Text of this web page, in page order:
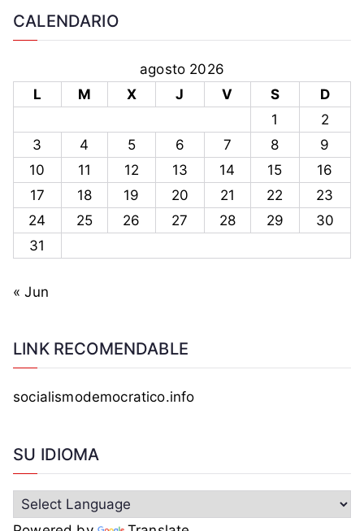
CALENDARIO
agosto 2026
L
M X J V S
D
1
2
3
4 5 6 7 8
9
10
11 12 13 14 15
16
17
18 19 20 21 22
23
24
25 26 27 28 29
30
31
« Jun
LINK RECOMENDABLE
socialismodemocratico.info
SU IDIOMA